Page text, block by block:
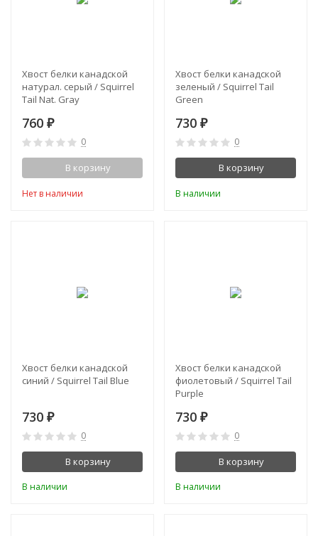
Хвост белки канадской
натурал. серый / Squirrel
Tail Nat. Gray
760 ₽
0
В корзину
Нет в наличии
Хвост белки канадской
зеленый / Squirrel Tail
Green
730 ₽
0
В корзину
В наличии
Хвост белки канадской
синий / Squirrel Tail Blue
730 ₽
0
В корзину
В наличии
Хвост белки канадской
фиолетовый / Squirrel Tail
Purple
730 ₽
0
В корзину
В наличии